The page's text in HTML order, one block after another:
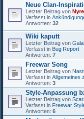
Neue Clan-
Letzter Beitrag von
Verfasst in
Antworten: 32
Wiki kaputt
Letzter Beitrag von
Verfasst in Bug Report
Antworten: 7
Freewar Song
Letzter Beitrag von
Verfasst in Allgemeines
Antworten: 3
Style-Anpassung
Letzter Beitrag von
Verfasst in Freewar
Antworten: 6